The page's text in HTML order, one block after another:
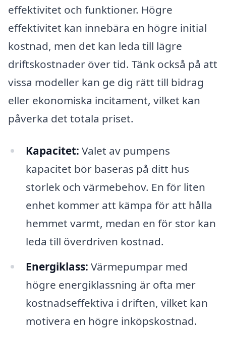
effektivitet och funktioner. Högre
effektivitet kan innebära en högre initial
kostnad, men det kan leda till lägre
driftskostnader över tid. Tänk också på att
vissa modeller kan ge dig rätt till bidrag
eller ekonomiska incitament, vilket kan
påverka det totala priset.
Kapacitet: Valet av pumpens
kapacitet bör baseras på ditt hus
storlek och värmebehov. En för liten
enhet kommer att kämpa för att hålla
hemmet varmt, medan en för stor kan
leda till överdriven kostnad.
Energiklass: Värmepumpar med
högre energiklassning är ofta mer
kostnadseffektiva i driften, vilket kan
motivera en högre inköpskostnad.